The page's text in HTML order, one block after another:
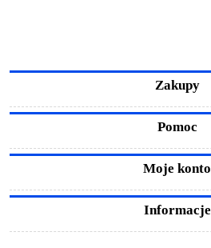
Zakupy
Pomoc
Moje konto
Informacje